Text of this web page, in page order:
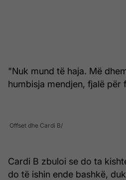
"Nuk mund të haja. Më
humbisja mendjen, fjalë për
Offset dhe Cardi B
Cardi B zbuloi se do ta
do të ishin ende bashkë,